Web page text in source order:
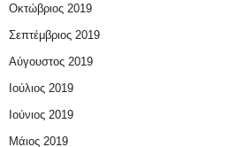
Οκτώβριος 2019
Σεπτέμβριος 2019
Αύγουστος 2019
Ιούλιος 2019
Ιούνιος 2019
Μάιος 2019